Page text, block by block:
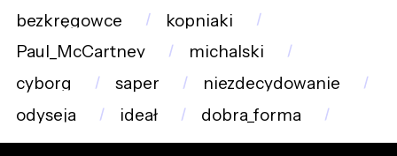
bezkręgowce
kopniaki
Paul_McCartney
michalski
cyborg
saper
niezdecydowanie
odyseja
ideał dobra_forma